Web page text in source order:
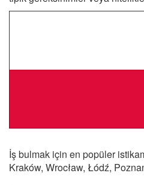
İş bulmak için en popüler
Kraków, Wrocław, Łódź,